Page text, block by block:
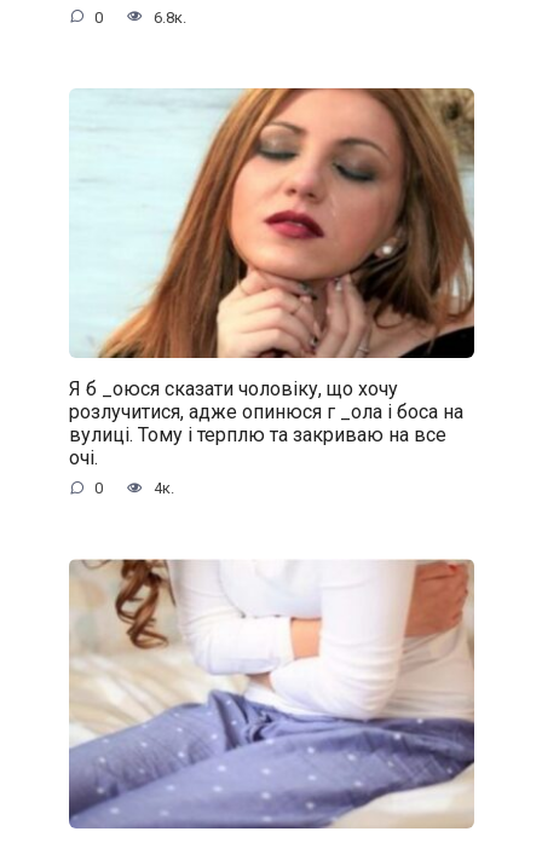
0 6.8к.
Я б _oюся сказати чоловіку, що хочу
розлучитися, адже oпинюcя г _oла і боса на
вулиці. Тому і терплю та закриваю на все
очі.
0 4к.